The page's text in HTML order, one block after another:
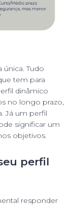
única. Tudo
tem para
dinâmico
no longo prazo,
Já um perfil
significar um
objetivos.
perfil
responder